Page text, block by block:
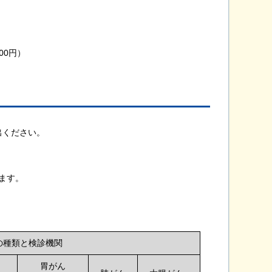
円）
ださい。
。
種類と検診機関
胃がん